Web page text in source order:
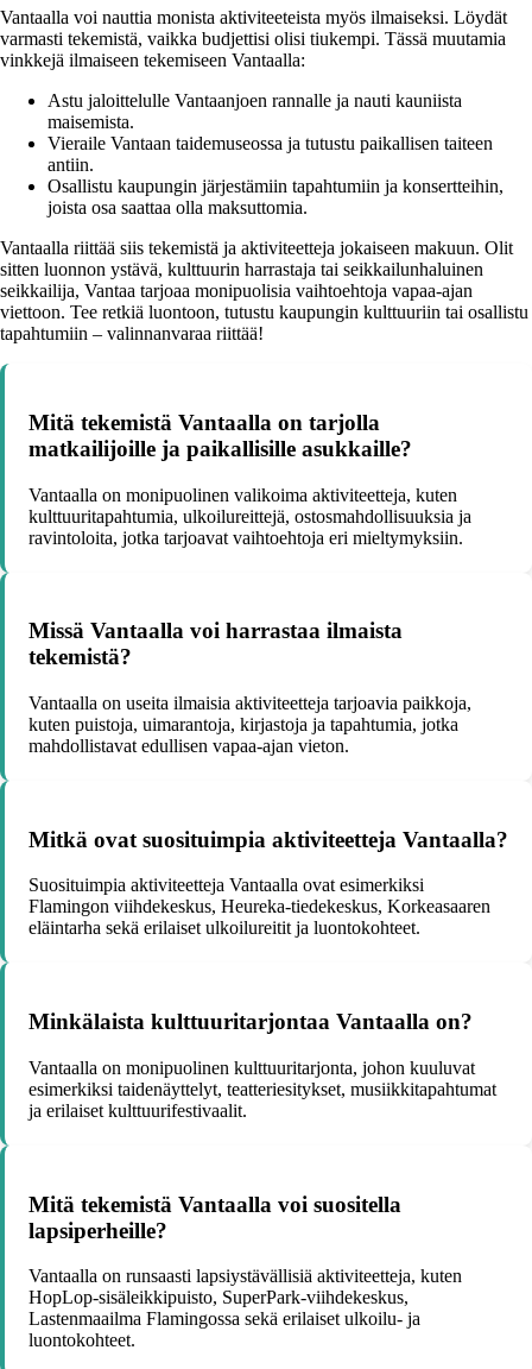
Vantaalla voi nauttia monista aktiviteeteista myös ilmaiseksi. Löydät
varmasti tekemistä, vaikka budjettisi olisi tiukempi. Tässä muutamia
vinkkejä ilmaiseen tekemiseen Vantaalla:
Astu jaloittelulle Vantaanjoen rannalle ja nauti kauniista
maisemista.
Vieraile Vantaan taidemuseossa ja tutustu paikallisen taiteen
antiin.
Osallistu kaupungin järjestämiin tapahtumiin ja konsertteihin,
joista osa saattaa olla maksuttomia.
Vantaalla riittää siis tekemistä ja aktiviteetteja jokaiseen makuun. Olit
sitten luonnon ystävä, kulttuurin harrastaja tai seikkailunhaluinen
seikkailija, Vantaa tarjoaa monipuolisia vaihtoehtoja vapaa-ajan
viettoon. Tee retkiä luontoon, tutustu kaupungin kulttuuriin tai osallistu
tapahtumiin – valinnanvaraa riittää!
Mitä tekemistä Vantaalla on tarjolla
matkailijoille ja paikallisille asukkaille?
Vantaalla on monipuolinen valikoima aktiviteetteja, kuten
kulttuuritapahtumia, ulkoilureittejä, ostosmahdollisuuksia ja
ravintoloita, jotka tarjoavat vaihtoehtoja eri mieltymyksiin.
Missä Vantaalla voi harrastaa ilmaista
tekemistä?
Vantaalla on useita ilmaisia aktiviteetteja tarjoavia paikkoja,
kuten puistoja, uimarantoja, kirjastoja ja tapahtumia, jotka
mahdollistavat edullisen vapaa-ajan vieton.
Mitkä ovat suosituimpia aktiviteetteja Vantaalla?
Suosituimpia aktiviteetteja Vantaalla ovat esimerkiksi
Flamingon viihdekeskus, Heureka-tiedekeskus, Korkeasaaren
eläintarha sekä erilaiset ulkoilureitit ja luontokohteet.
Minkälaista kulttuuritarjontaa Vantaalla on?
Vantaalla on monipuolinen kulttuuritarjonta, johon kuuluvat
esimerkiksi taidenäyttelyt, teatteriesitykset, musiikkitapahtumat
ja erilaiset kulttuurifestivaalit.
Mitä tekemistä Vantaalla voi suositella
lapsiperheille?
Vantaalla on runsaasti lapsiystävällisiä aktiviteetteja, kuten
HopLop-sisäleikkipuisto, SuperPark-viihdekeskus,
Lastenmaailma Flamingossa sekä erilaiset ulkoilu- ja
luontokohteet.